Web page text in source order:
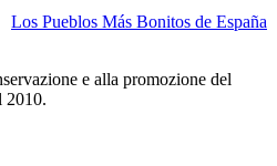
Los Pueblos Más Bonitos de España
e alla promozione del
2010.